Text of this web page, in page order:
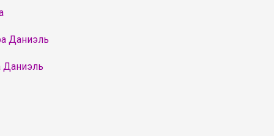
Даниэль
Даниэль